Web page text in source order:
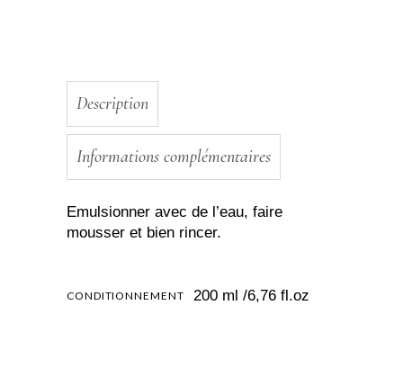
Description
Informations complémentaires
Emulsionner avec de l’eau, faire
mousser et bien rincer.
CONDITIONNEMENT 200 ml /6,76 fl.oz